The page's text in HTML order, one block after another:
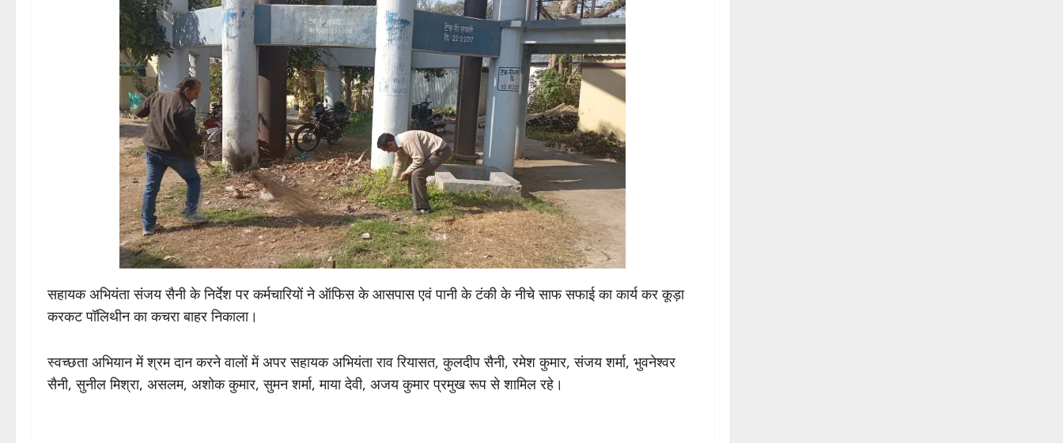
सहायक अभियंता संजय सैनी के निर्देश पर कर्मचारियों ने ऑफिस के आसपास एवं पानी के टंकी के नीचे साफ सफाई का कार्य कर कूड़ा
करकट पॉलिथीन का कचरा बाहर निकाला।
स्वच्छता अभियान में श्रम दान करने वालों में अपर सहायक अभियंता राव रियासत, कुलदीप सैनी, रमेश कुमार, संजय शर्मा, भुवनेश्वर
सैनी, सुनील मिश्रा, असलम, अशोक कुमार, सुमन शर्मा, माया देवी, अजय कुमार प्रमुख रूप से शामिल रहे।